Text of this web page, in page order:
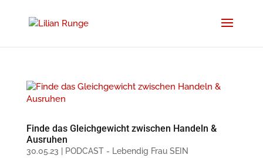
Finde das Gleichgewicht zwischen Handeln &
Ausruhen
30.05.23 PODCAST - Lebendig Frau SEIN